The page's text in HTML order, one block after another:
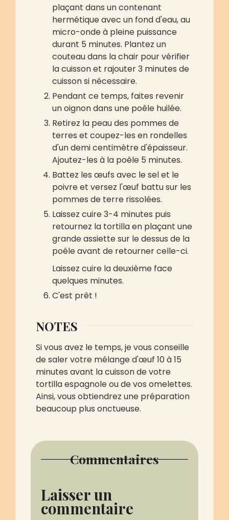
plaçant dans un contenant
hermétique avec un fond d'eau, au
micro-onde à pleine puissance
durant 5 minutes. Plantez un
couteau dans la chair pour vérifier
la cuisson et rajouter 3 minutes de
cuisson si nécessaire.
Pendant ce temps, faites revenir
un oignon dans une poêle huilée.
Retirez la peau des pommes de
terres et coupez-les en rondelles
d'un demi centimètre d'épaisseur.
Ajoutez-les à la poêle 5 minutes.
Battez les œufs avec le sel et le
poivre et versez l'œuf battu sur les
pommes de terre rissolées.
Laissez cuire 3-4 minutes puis
retournez la tortilla en plaçant une
grande assiette sur le dessus de la
poêle avant de retourner celle-ci.
Laissez cuire la deuxième face
quelques minutes.
C'est prêt !
NOTES
Si vous avez le temps, je vous conseille
de saler votre mélange d'œuf 10 à 15
minutes avant la cuisson de votre
tortilla espagnole ou de vos omelettes.
Ainsi, vous obtiendrez une préparation
beaucoup plus onctueuse.
Commentaires
Laisser un
commentaire